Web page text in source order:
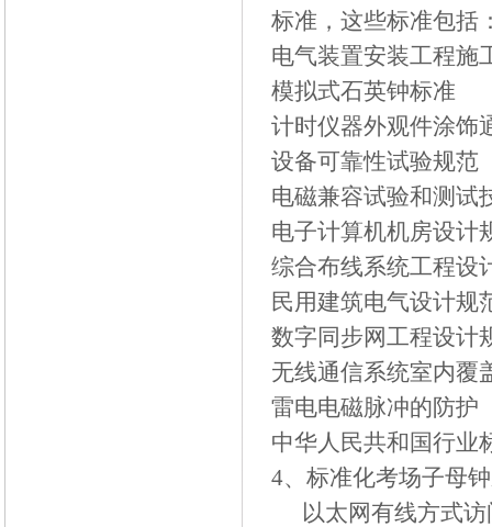
标准，这些标准包括
电气装置安装工程施
模拟式石英钟标准
计时仪器外观件涂饰
设备可靠性试验规范
电磁兼容试验和测试
电子计算机机房设计
综合布线系统工程设
民用建筑电气设计规
数字同步网工程设计
无线通信系统室内覆
雷电电磁脉冲的防护
中华人民共和国行业
4、标准化考场子母
以太网有线方式